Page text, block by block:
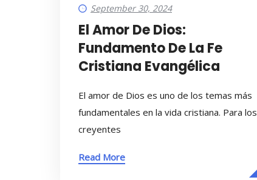
September 30, 2024
El Amor De Dios:
Fundamento De La Fe
Cristiana Evangélica
El amor de Dios es uno de los temas más
fundamentales en la vida cristiana. Para los
creyentes
Read More